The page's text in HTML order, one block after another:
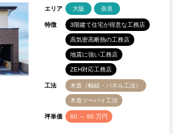
エリア 大阪 奈良
特徴 3階建て住宅が得意な工務店
高気密高断熱の工務店
地震に強い工務店
ZEH対応工務店
工法 木造（軸組・パネル工法）
木造ツーバイ工法
坪単価 60 ～ 80 万円